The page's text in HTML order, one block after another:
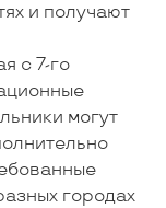
и получают
с 7-го
могут
городах